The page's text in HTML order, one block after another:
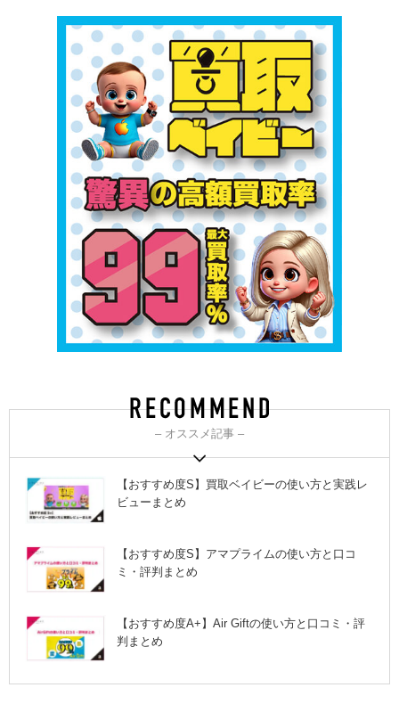
– オススメ記事 –
【おすすめ度S】買取ベイビーの使い方と実践レ
ビューまとめ
【おすすめ度S】アマプライムの使い方と口コ
ミ・評判まとめ
【おすすめ度A+】Air Giftの使い方と口コミ・評
判まとめ